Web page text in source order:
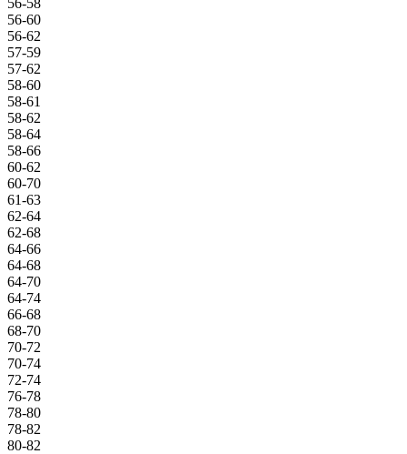
56-60
56-62
57-59
57-62
58-60
58-61
58-62
58-64
58-66
60-62
60-70
61-63
62-64
62-68
64-66
64-68
64-70
64-74
66-68
68-70
70-72
70-74
72-74
76-78
78-80
78-82
80-82